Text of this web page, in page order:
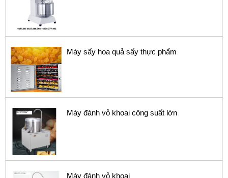
Máy sấy hoa quả sấy thực phẩm
Máy đánh vỏ khoai công suất lớn
Máy đánh vỏ khoai